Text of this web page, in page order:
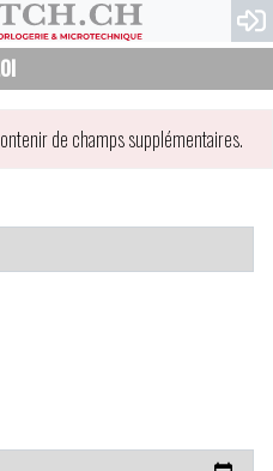
de champs supplémentaires.